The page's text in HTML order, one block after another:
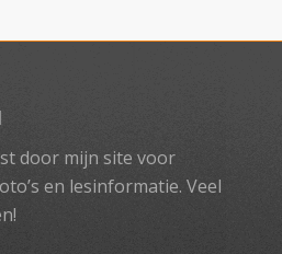
door mijn site voor
en lesinformatie. Veel